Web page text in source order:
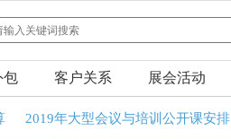
包 客户关系 展会活动
2019年大型会议与培训公开课安排